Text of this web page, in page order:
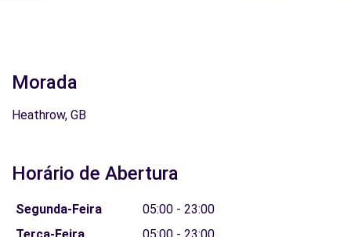
Morada
Heathrow, GB
Horário de Abertura
Segunda-Feira
05:00 - 23:00